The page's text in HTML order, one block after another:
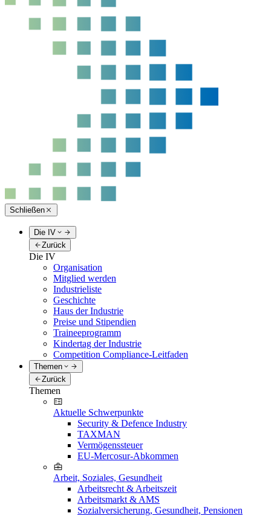
Schließen
Die IV
Zurück
Die IV
Organisation
Mitglied werden
Industrieliste
Geschichte
Haus der Industrie
Preise und Stipendien
Traineeprogramm
Kindertag der Industrie
Competition Compliance-Leitfaden
Themen
Zurück
Themen
Aktuelle Schwerpunkte
Security & Defence Industry
TAXMAN
Vermögenssteuer
EU-Mercosur-Abkommen
Arbeit, Soziales, Gesundheit
Arbeitsrecht & Arbeitszeit
Arbeitsmarkt & AMS
Sozialversicherung, Gesundheit, Pensionen